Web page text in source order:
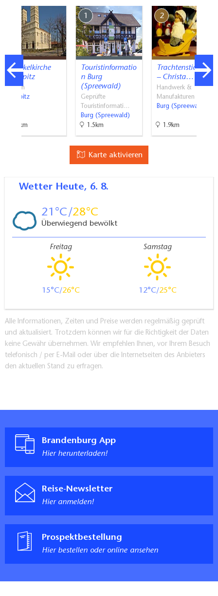
Schinkelkirche
Straupitz
Kirchen
Straupitz
9.4km
1
Touristinformatio
n Burg
(Spreewald)
Geprüfte
Touristinformati…
Burg (Spreewald)
1.5km
2
Trachtenstickerei
– Christa…
Handwerk &
Manufakturen
Burg (Spreewald)
1.9km
Karte aktivieren
Wetter Heute, 6. 8.
21 28
Überwiegend bewölkt
Freitag
15 26
Samstag
12 25
Alle Informationen, Zeiten und Preise werden regelmäßig geprüft
und aktualisiert. Trotzdem können wir für die Richtigkeit der Daten
keine Gewähr übernehmen. Wir empfehlen Ihnen, vor Ihrem Besuch
telefonisch / per E-Mail oder über die Internetseiten des Anbieters
den aktuellen Stand zu erfragen.
Brandenburg App
Hier herunterladen!
Reise-Newsletter
Hier anmelden!
Prospektbestellung
Hier bestellen oder online ansehen